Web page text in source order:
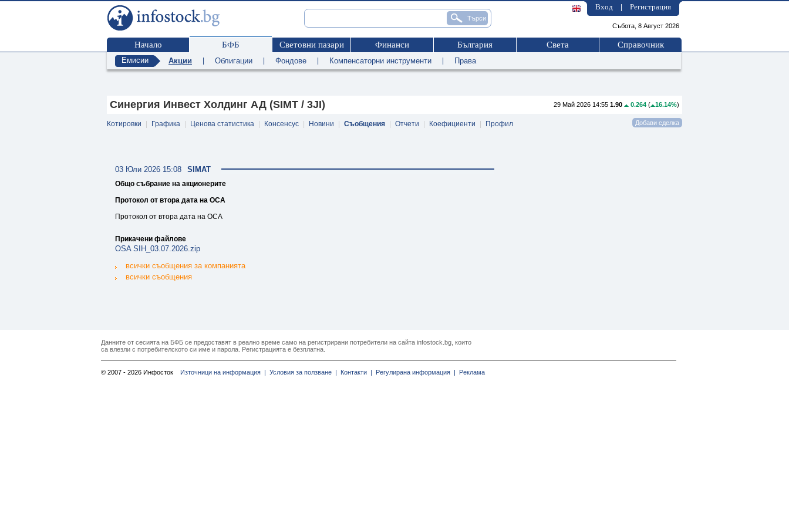
Вход Регистрация
Събота, 8 Август 2026
Начало БФБ Световни пазари Финанси България Света Справочник
Емисии Акции Облигации Фондове Компенсаторни инструменти Права
29 Май 2026 14:55 1.90 0.264 ( 16.14%)
Синергия Инвест Холдинг АД (SIMT / 3JI)
Котировки Графика Ценова статистика Консенсус Новини Съобщения Отчети Коефициенти Профил
SIMAT
03 Юли 2026 15:08
Общо събрание на акционерите
Протокол от втора дата на ОСА
Протокол от втора дата на ОСА
Прикачени файлове
OSA SIH_03.07.2026.zip
всички съобщения за компанията
всички съобщения
Данните от сесията на БФБ се предоставят в реално време само на регистрирани потребители на сайта infostock.bg, които
са влезли с потребителското си име и парола. Регистрацията е безплатна.
© 2007 - 2026 Инфосток Източници на информация | Условия за ползване | Контакти | Регулирана информация | Реклама